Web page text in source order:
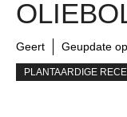
Geert Geupdate
PLANTAARDIGE